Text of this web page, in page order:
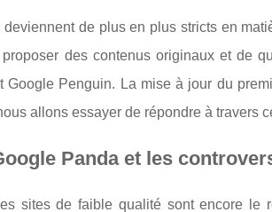
de plus en plus stricts en
des contenus originaux et de
Penguin. La mise à jour du
allons essayer de répondre à travers
Panda et les
sites de faible qualité sont encore le